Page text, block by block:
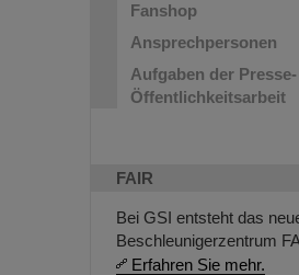
Fanshop
Ansprechpersonen
Aufgaben der
Öffentlichkeitsarbeit
FAIR
Bei GSI entsteht das
Beschleunigerzentrum
Erfahren Sie mehr.